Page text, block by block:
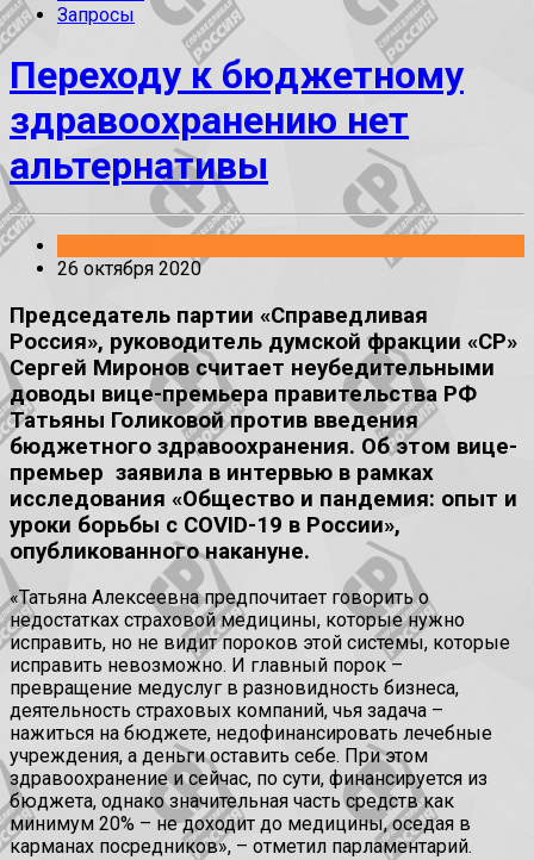
Запросы
Переходу к бюджетному
здравоохранению нет
альтернативы
26 октября 2020
Председатель партии «Справедливая
Россия», руководитель думской фракции «СР»
Сергей Миронов считает неубедительными
доводы вице-премьера правительства РФ
Татьяны Голиковой против введения
бюджетного здравоохранения. Об этом вице-
премьер заявила в интервью в рамках
исследования «Общество и пандемия: опыт и
уроки борьбы с COVID-19 в России»,
опубликованного накануне.
«Татьяна Алексеевна предпочитает говорить о
недостатках страховой медицины, которые нужно
исправить, но не видит пороков этой системы, которые
исправить невозможно. И главный порок –
превращение медуслуг в разновидность бизнеса,
деятельность страховых компаний, чья задача –
нажиться на бюджете, недофинансировать лечебные
учреждения, а деньги оставить себе. При этом
здравоохранение и сейчас, по сути, финансируется из
бюджета, однако значительная часть средств как
минимум 20% – не доходит до медицины, оседая в
карманах посредников», – отметил парламентарий.